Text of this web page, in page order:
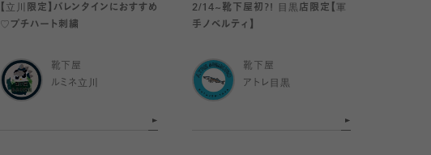
【立川限定】バレンタインにおすすめ
♡プチハート刺繍
靴下屋
ルミネ立川
2/14~靴下屋初?! 目黒店限定【軍
手ノベルティ】
靴下屋
アトレ目黒